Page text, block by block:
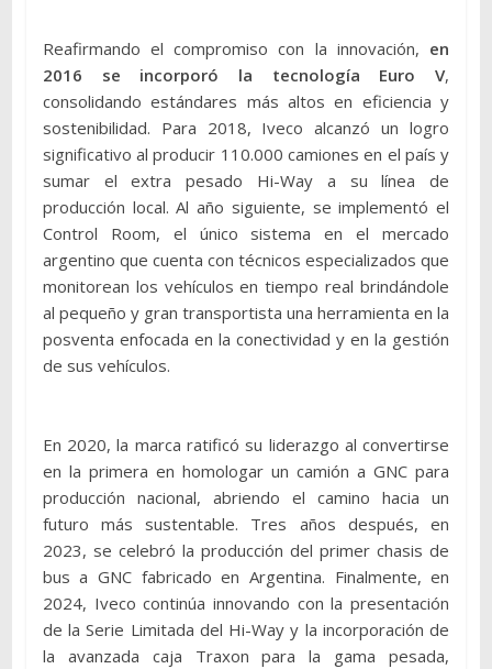
Reafirmando el compromiso con la innovación, en
2016 se incorporó la tecnología Euro V,
consolidando estándares más altos en eficiencia y
sostenibilidad. Para 2018, Iveco alcanzó un logro
significativo al producir 110.000 camiones en el país y
sumar el extra pesado Hi-Way a su línea de
producción local. Al año siguiente, se implementó el
Control Room, el único sistema en el mercado
argentino que cuenta con técnicos especializados que
monitorean los vehículos en tiempo real brindándole
al pequeño y gran transportista una herramienta en la
posventa enfocada en la conectividad y en la gestión
de sus vehículos.
En 2020, la marca ratificó su liderazgo al convertirse
en la primera en homologar un camión a GNC para
producción nacional, abriendo el camino hacia un
futuro más sustentable. Tres años después, en
2023, se celebró la producción del primer chasis de
bus a GNC fabricado en Argentina. Finalmente, en
2024, Iveco continúa innovando con la presentación
de la Serie Limitada del Hi-Way y la incorporación de
la avanzada caja Traxon para la gama pesada,